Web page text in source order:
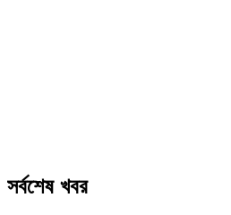
সর্বশেষ খবর